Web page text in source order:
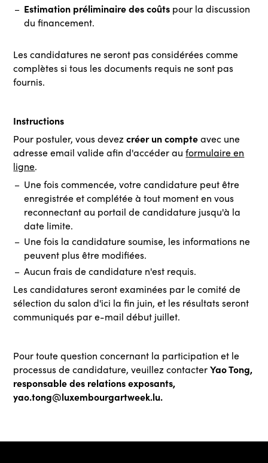
Estimation préliminaire des coûtspour la discussion
du financement.
Les candidatures ne seront pas considérées comme
complètes si tous les documents requis ne sont pas
fournis.
Instructions
Pour postuler, vous devezcréer un compteavec une
adresse email valide afin d'accéder auformulaire en
ligne.
Une fois commencée, votre candidature peut être
enregistrée et complétée à tout moment en vous
reconnectant au portail de candidature jusqu'à la
date limite.
Une fois la candidature soumise, les informations ne
peuvent plus être modifiées.
Aucun frais de candidature n'est requis.
Les candidatures seront examinées par le comité de
sélection du salon d'ici la fin juin, et les résultats seront
communiqués par e-mail début juillet.
Pour toute question concernant la participation et le
processus de candidature, veuillez contacterYao Tong,
responsable des relations exposants,
yao.tong@luxembourgartweek.lu.